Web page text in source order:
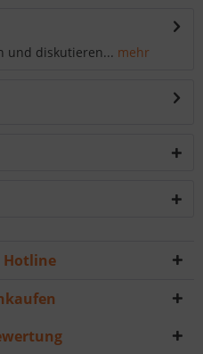
und diskutieren... mehr
Hotline